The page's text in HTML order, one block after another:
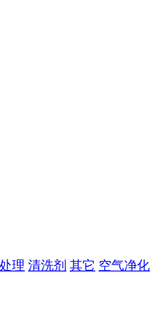
理 清洗剂 其它 空气净化